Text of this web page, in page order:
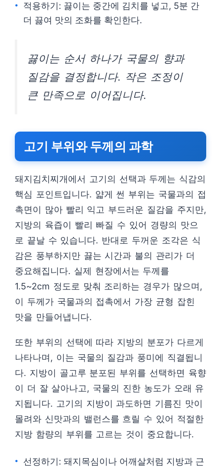
적용하기: 끓이는 중간에 김치를 넣고, 5분 간
더 끓여 맛의 조화를 확인한다.
끓이는 순서 하나가 국물의 향과
질감을 결정합니다. 작은 조정이
큰 만족으로 이어집니다.
고기 부위와 두께의 과학
돼지김치찌개에서 고기의 선택과 두께는 식감의
핵심 포인트입니다. 얇게 썬 부위는 국물과의 접
촉면이 많아 빨리 익고 부드러운 질감을 주지만,
지방의 육즙이 빨리 빠질 수 있어 경량의 맛으
로 끝날 수 있습니다. 반대로 두꺼운 조각은 식
감은 풍부하지만 끓는 시간과 불의 관리가 더
중요해집니다. 실제 현장에서는 두께를
1.5~2cm 정도로 맞춰 조리하는 경우가 많으며,
이 두께가 국물과의 접촉에서 가장 균형 잡힌
맛을 만들어냅니다.
또한 부위의 선택에 따라 지방의 분포가 다르게
나타나며, 이는 국물의 질감과 풍미에 직결됩니
다. 지방이 골고루 분포된 부위를 선택하면 육향
이 더 잘 살아나고, 국물의 진한 농도가 오래 유
지됩니다. 고기의 지방이 과도하면 기름진 맛이
몰려와 신맛과의 밸런스를 흐릴 수 있어 적절한
지방 함량의 부위를 고르는 것이 중요합니다.
선정하기: 돼지목심이나 어깨살처럼 지방과 근